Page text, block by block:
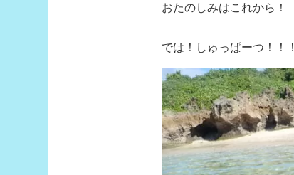
おたのしみはこれから！
では！しゅっぱーつ！！！